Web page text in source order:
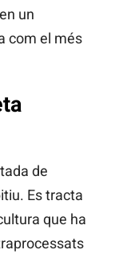
un
com el més
de
Es tracta
que ha